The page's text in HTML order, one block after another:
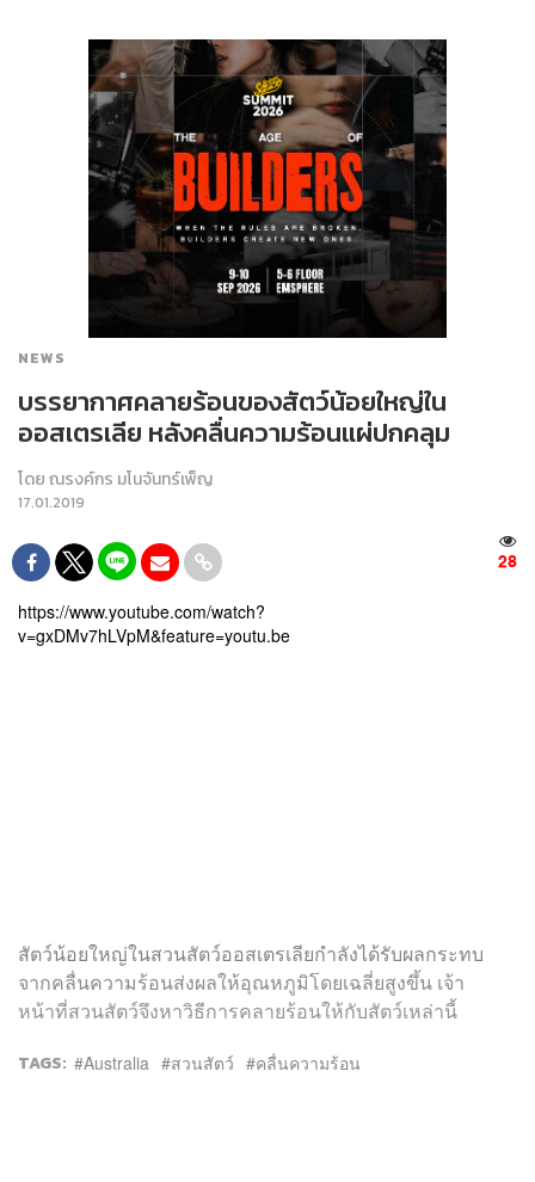
NEWS
บรรยากาศคลายร้อนของสัตว์น้อยใหญ่ใน
ออสเตรเลีย หลังคลื่นความร้อนแผ่ปกคลุม
โดยณรงค์กร มโนจันทร์เพ็ญ
17.01.2019
28
https://www.youtube.com/watch?
v=gxDMv7hLVpM&feature=youtu.be
สัตว์น้อยใหญ่ในสวนสัตว์ออสเตรเลียกำลังได้รับผลกระทบ
จากคลื่นความร้อนส่งผลให้อุณหภูมิโดยเฉลี่ยสูงขึ้น เจ้า
หน้าที่สวนสัตว์จึงหาวิธีการคลายร้อนให้กับสัตว์เหล่านี้
TAGS: Australia สวนสัตว์ คลื่นความร้อน